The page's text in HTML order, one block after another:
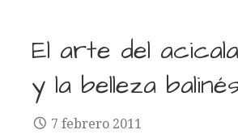
El arte del
y la belleza
7 febrero 2011